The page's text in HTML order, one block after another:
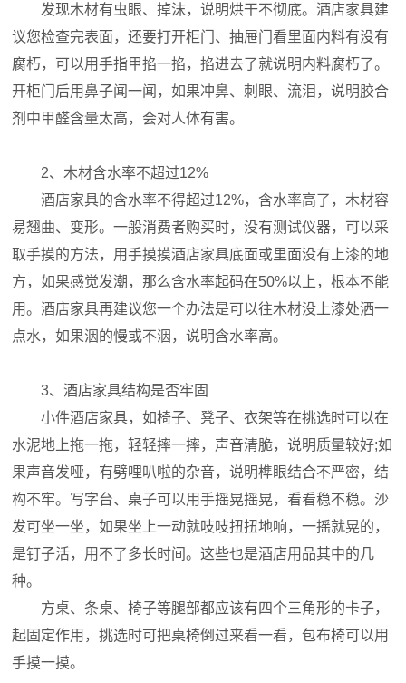
发现木材有虫眼、掉沫，说明烘干不彻底。酒店家具建
议您检查完表面，还要打开柜门、抽屉门看里面内料有没有
腐朽，可以用手指甲掐一掐，掐进去了就说明内料腐朽了。
开柜门后用鼻子闻一闻，如果冲鼻、刺眼、流泪，说明胶合
剂中甲醛含量太高，会对人体有害。
2、木材含水率不超过12%
酒店家具的含水率不得超过12%，含水率高了，木材容
易翘曲、变形。一般消费者购买时，没有测试仪器，可以采
取手摸的方法，用手摸摸酒店家具底面或里面没有上漆的地
方，如果感觉发潮，那么含水率起码在50%以上，根本不能
用。酒店家具再建议您一个办法是可以往木材没上漆处洒一
点水，如果洇的慢或不洇，说明含水率高。
3、酒店家具结构是否牢固
小件酒店家具，如椅子、凳子、衣架等在挑选时可以在
水泥地上拖一拖，轻轻摔一摔，声音清脆，说明质量较好;如
果声音发哑，有劈哩叭啦的杂音，说明榫眼结合不严密，结
构不牢。写字台、桌子可以用手摇晃摇晃，看看稳不稳。沙
发可坐一坐，如果坐上一动就吱吱扭扭地响，一摇就晃的，
是钉子活，用不了多长时间。这些也是酒店用品其中的几
种。
方桌、条桌、椅子等腿部都应该有四个三角形的卡子，
起固定作用，挑选时可把桌椅倒过来看一看，包布椅可以用
手摸一摸。